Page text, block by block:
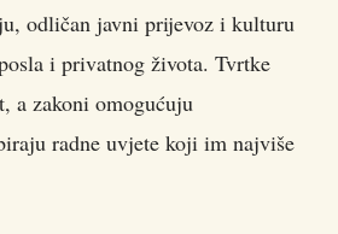
odličan javni prijevoz i kulturu
i privatnog života. Tvrtke
a zakoni omogućuju
radne uvjete koji im najviše